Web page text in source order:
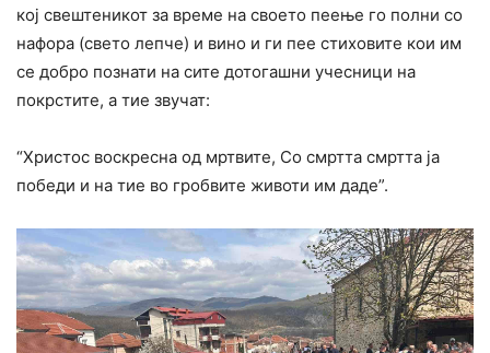
кој свештеникот за време на своето пеење го полни со
нафора (свето лепче) и вино и ги пее стиховите кои им
се добро познати на сите дотогашни учесници на
покрстите, а тие звучат:
“Христос воскресна од мртвите, Со смртта смртта ја
победи и на тие во гробвите животи им даде”.